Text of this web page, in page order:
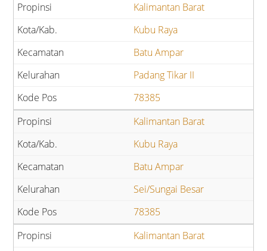
Kalimantan Barat
Kubu Raya
Batu Ampar
Padang Tikar II
78385
Kalimantan Barat
Kubu Raya
Batu Ampar
Sei/Sungai Besar
78385
Kalimantan Barat